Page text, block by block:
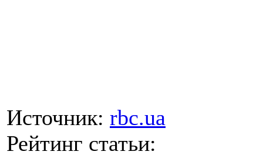
Источник: rbc.ua
Рейтинг статьи: